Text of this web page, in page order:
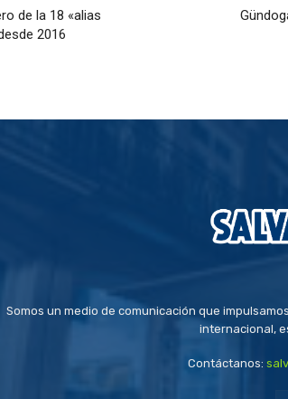
de la 18 «alias
2016
Somos un medio de comunicación que
internacional,
Contáctanos: